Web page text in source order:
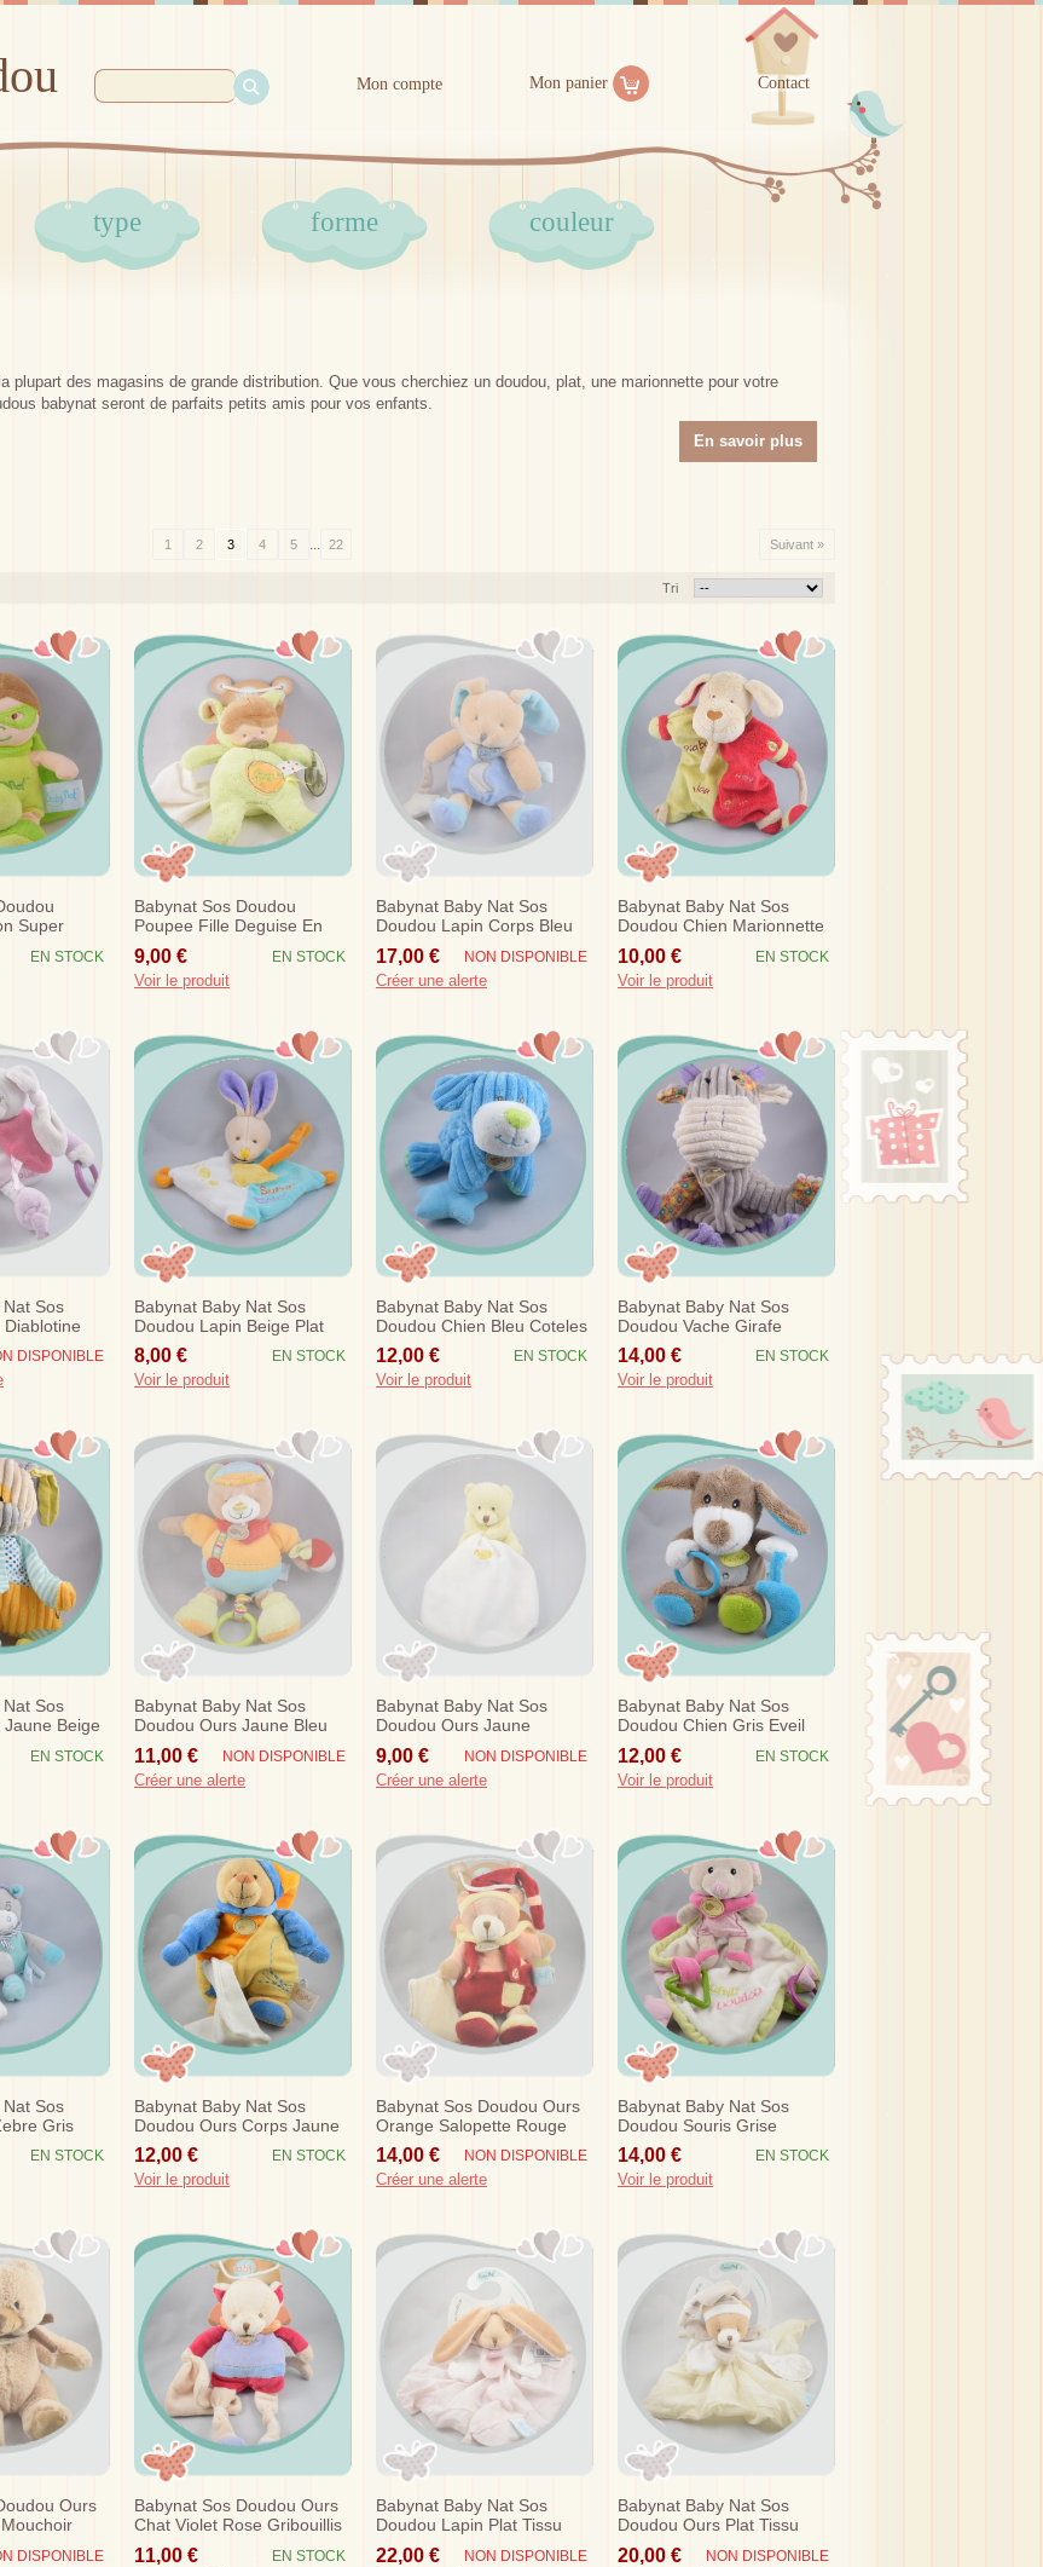
Mon compte Mon panier Contact
type forme couleur
plupart des magasins de grande distribution. Que vous cherchiez un doudou, plat, une marionnette pour votre
babynat seront de parfaits petits amis pour vos enfants.
En savoir plus
1 2 3 4 5 ... 22 Suivant »
Tri
Super
EN STOCK
Babynat Sos Doudou
Poupee Fille Deguise En
Souris Ours Vert Mouchoir
9,00 € EN STOCK
Voir le produit
Babynat Baby Nat Sos
Doudou Lapin Corps Bleu
Fluorescent Etoile Lune
17,00 € NON DISPONIBLE
Créer une alerte
Babynat Baby Nat Sos
Doudou Chien Marionnette
Jaune Rouge Diabolo
Peluche
10,00 € EN STOCK
Voir le produit
Sos
DISPONIBLE
Babynat Baby Nat Sos
Doudou Lapin Beige Plat
Losange Bleu Turquoise
Blanc...
8,00 € EN STOCK
Voir le produit
Babynat Baby Nat Sos
Doudou Chien Bleu Coteles
Musical Bn739
12,00 € EN STOCK
Voir le produit
Babynat Baby Nat Sos
Doudou Vache Girafe
Marionnette Gris Violet
Bn683 Coteles
14,00 € EN STOCK
Voir le produit
Sos
Beige
EN STOCK
Babynat Baby Nat Sos
Doudou Ours Jaune Bleu
Radis Simon Musical
11,00 € NON DISPONIBLE
Créer une alerte
Babynat Baby Nat Sos
Doudou Ours Jaune
Mouchoir Etiq Marron
9,00 € NON DISPONIBLE
Créer une alerte
Babynat Baby Nat Sos
Doudou Chien Gris Eveil
Lune Bn0156
12,00 € EN STOCK
Voir le produit
Sos
Gris
Cm
EN STOCK
Babynat Baby Nat Sos
Doudou Ours Corps Jaune
Orange Papillon Mouchoir
12,00 € EN STOCK
Voir le produit
Babynat Sos Doudou Ours
Orange Salopette Rouge
Jaune Mouchoir
14,00 € NON DISPONIBLE
Créer une alerte
Babynat Baby Nat Sos
Doudou Souris Grise
Mouchoir Plat Blanc Rose
Eveil Super...
14,00 € EN STOCK
Voir le produit
Ours
DISPONIBLE
Babynat Sos Doudou Ours
Chat Violet Rose Gribouillis
11,00 € EN STOCK
Babynat Baby Nat Sos
Doudou Lapin Plat Tissu
Lange Rose Blanc Bn030
22,00 € NON DISPONIBLE
Babynat Baby Nat Sos
Doudou Ours Plat Tissu
Lange Beige Blanc Bn030
20,00 € NON DISPONIBLE